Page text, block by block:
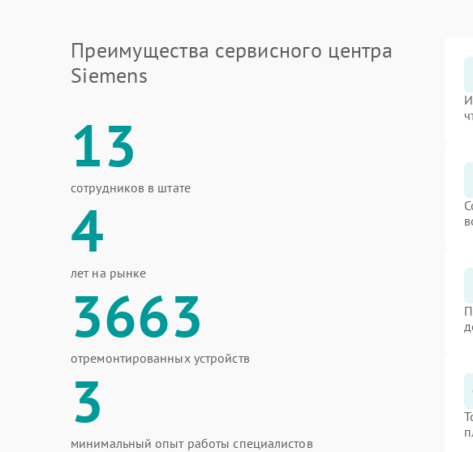
Преимущества сервисного центра
Siemens
13
сотрудников в штате
4
лет на рынке
3663
отремонтированных устройств
3
минимальный опыт работы специалистов